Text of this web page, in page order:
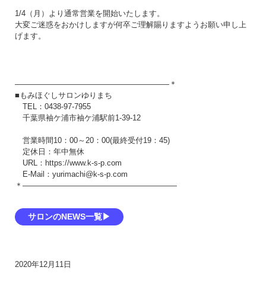
1/4（月）より通常営業を開始いたします。
大変ご迷惑をおかけしますが何卒ご理解賜りますようお願い申し上
げます。
――――――――――――――――――――＊
■もみほぐしサロンゆりまち
TEL：0438-97-7955
千葉県袖ケ浦市袖ケ浦駅前1-39-12
営業時間10：00～20：00(最終受付19：45)
定休日：年中無休
URL：https://www.k-s-p.com
E-Mail：yurimachi@k-s-p.com
＊――――――――――――――――――――
サロンのNEWS一覧▶
2020年12月11日